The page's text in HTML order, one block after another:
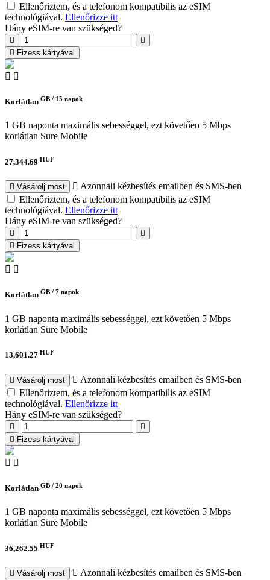
Ellenőriztem, és a telefonom kompatibilis az eSIM
technológiával. Ellenőrizze itt
Hány eSIM-re van szükséged?
Fizess kártyával
Korlátlan GB / 15 napok
1 GB naponta maximális sebességgel, ezt követően 5 Mbps
korlátlan Sure Mobile
27,344.69 HUF
Vásárolj most
Azonnali kézbesítés emailben és SMS-ben
Ellenőriztem, és a telefonom kompatibilis az eSIM
technológiával. Ellenőrizze itt
Hány eSIM-re van szükséged?
Fizess kártyával
Korlátlan GB / 7 napok
1 GB naponta maximális sebességgel, ezt követően 5 Mbps
korlátlan Sure Mobile
13,601.27 HUF
Vásárolj most
Azonnali kézbesítés emailben és SMS-ben
Ellenőriztem, és a telefonom kompatibilis az eSIM
technológiával. Ellenőrizze itt
Hány eSIM-re van szükséged?
Fizess kártyával
Korlátlan GB / 20 napok
1 GB naponta maximális sebességgel, ezt követően 5 Mbps
korlátlan Sure Mobile
36,262.55 HUF
Vásárolj most
Azonnali kézbesítés emailben és SMS-ben